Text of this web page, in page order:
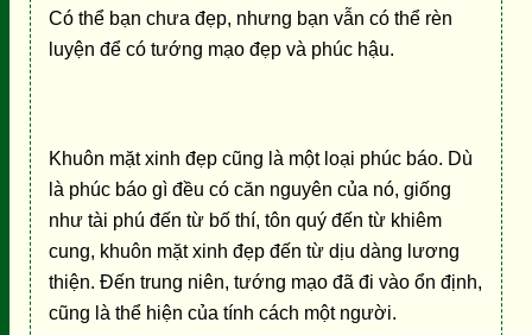
Có thể bạn chưa đẹp, nhưng bạn vẫn có thể rèn
luyện để có tướng mạo đẹp và phúc hậu.
Khuôn mặt xinh đẹp cũng là một loại phúc báo. Dù
là phúc báo gì đều có căn nguyên của nó, giống
như tài phú đến từ bố thí, tôn quý đến từ khiêm
cung, khuôn mặt xinh đẹp đến từ dịu dàng lương
thiện. Đến trung niên, tướng mạo đã đi vào ổn định,
cũng là thể hiện của tính cách một người.